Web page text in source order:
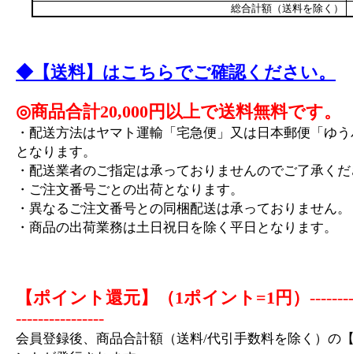
総合計額（送料を除く）
◆【送料】はこちらでご確認ください。
◎商品合計20,000円以上で送料無料です。
・配送方法はヤマト運輸「宅急便」又は日本郵便「ゆ
となります。
・配送業者のご指定は承っておりませんのでご了承く
・ご注文番号ごとの出荷となります。
・異なるご注文番号との同梱配送は承っておりません。
・商品の出荷業務は土日祝日を除く平日となります。
【ポイント還元】（1ポイント=1円）
----------------
会員登録後、商品合計額（送料/代引手数料を除く）の